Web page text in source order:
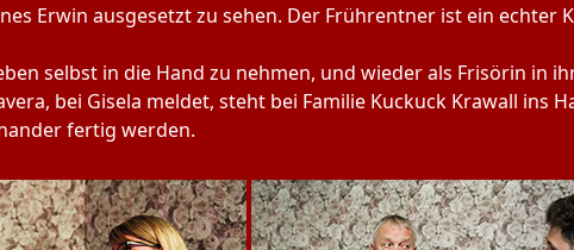
Erwin ausgesetzt zu sehen. Der Frührentner ist ein
selbst in die Hand zu nehmen, und wieder als Frisörin in
bei Gisela meldet, steht bei Familie Kuckuck Krawall ins
fertig werden.